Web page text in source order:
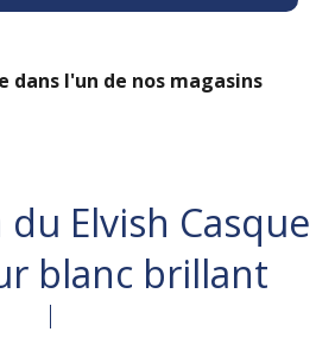
dans l'un de nos magasins
Elvish Casque
blanc brillant